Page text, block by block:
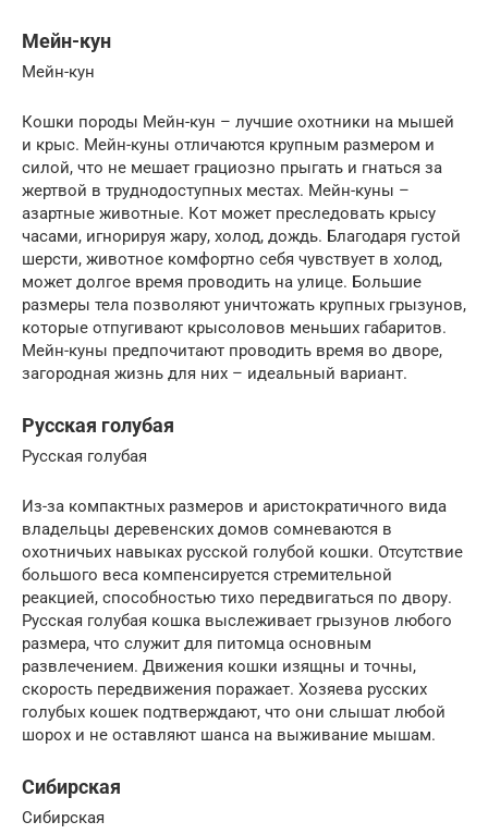
Мейн-кун
Мейн-кун
Кошки породы Мейн-кун – лучшие охотники на мышей
и крыс. Мейн-куны отличаются крупным размером и
силой, что не мешает грациозно прыгать и гнаться за
жертвой в труднодоступных местах. Мейн-куны –
азартные животные. Кот может преследовать крысу
часами, игнорируя жару, холод, дождь. Благодаря густой
шерсти, животное комфортно себя чувствует в холод,
может долгое время проводить на улице. Большие
размеры тела позволяют уничтожать крупных грызунов,
которые отпугивают крысоловов меньших габаритов.
Мейн-куны предпочитают проводить время во дворе,
загородная жизнь для них – идеальный вариант.
Русская голубая
Русская голубая
Из-за компактных размеров и аристократичного вида
владельцы деревенских домов сомневаются в
охотничьих навыках русской голубой кошки. Отсутствие
большого веса компенсируется стремительной
реакцией, способностью тихо передвигаться по двору.
Русская голубая кошка выслеживает грызунов любого
размера, что служит для питомца основным
развлечением. Движения кошки изящны и точны,
скорость передвижения поражает. Хозяева русских
голубых кошек подтверждают, что они слышат любой
шорох и не оставляют шанса на выживание мышам.
Сибирская
Сибирская